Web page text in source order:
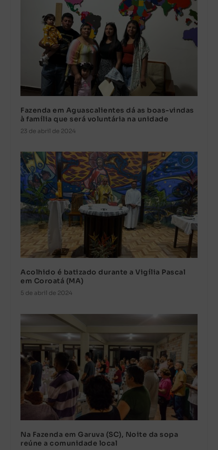
Fazenda em Aguascalientes dá as boas-vindas
à família que será voluntária na unidade
23 de abril de 2024
Acolhido é batizado durante a Vigília Pascal
em Coroatá (MA)
5 de abril de 2024
Na Fazenda em Garuva (SC), Noite da sopa
reúne a comunidade local